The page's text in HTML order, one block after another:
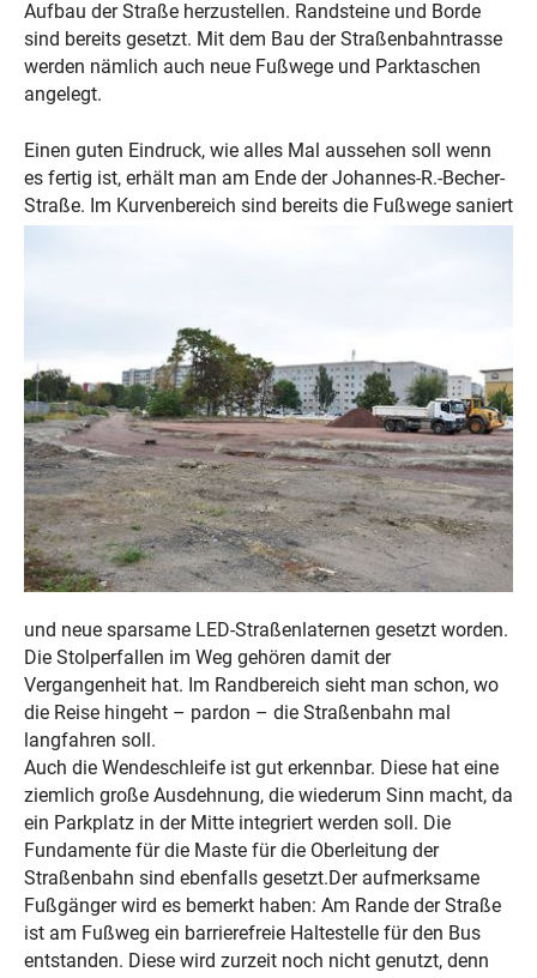
Aufbau der Straße herzustellen. Randsteine und Borde
sind bereits gesetzt. Mit dem Bau der Straßenbahntrasse
werden nämlich auch neue Fußwege und Parktaschen
angelegt.
Einen guten Eindruck, wie alles Mal aussehen soll wenn
es fertig ist, erhält man am Ende der Johannes-R.-Becher-
Straße. Im Kurvenbereich sind bereits die Fußwege saniert
und neue sparsame LED-Straßenlaternen gesetzt worden.
Die Stolperfallen im Weg gehören damit der
Vergangenheit hat. Im Randbereich sieht man schon, wo
die Reise hingeht – pardon – die Straßenbahn mal
langfahren soll.
Auch die Wendeschleife ist gut erkennbar. Diese hat eine
ziemlich große Ausdehnung, die wiederum Sinn macht, da
ein Parkplatz in der Mitte integriert werden soll. Die
Fundamente für die Maste für die Oberleitung der
Straßenbahn sind ebenfalls gesetzt.Der aufmerksame
Fußgänger wird es bemerkt haben: Am Rande der Straße
ist am Fußweg ein barrierefreie Haltestelle für den Bus
entstanden. Diese wird zurzeit noch nicht genutzt, denn